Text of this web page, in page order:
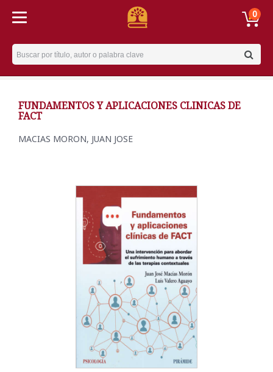
0
Username
FUNDAMENTOS Y APLICACIONES CLINICAS DE
FACT
MACIAS MORON, JUAN JOSE